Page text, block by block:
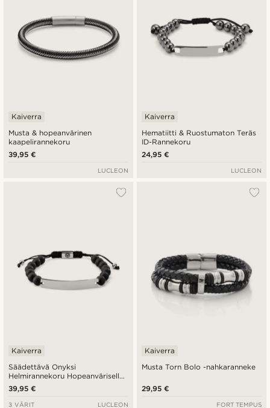
Musta & hopeanvärinen
kaapelirannekoru
Kaiverra
39,95 €
LUCLEON
Hematiitti & Ruostumaton Teräs
ID-Rannekoru
Kaiverra
24,95 €
LUCLEON
Säädettävä Onyksi
Helmirannekoru Hopeanvärisellä
Teräslevyllä
Kaiverra
39,95 €
3 VÄRIT LUCLEON
Musta Torn Bolo -nahkaranneke
Kaiverra
29,95 €
FORT TEMPUS